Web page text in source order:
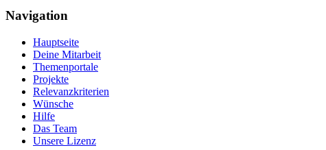
Navigation
Hauptseite
Deine Mitarbeit
Themenportale
Projekte
Relevanzkriterien
Wünsche
Hilfe
Das Team
Unsere Lizenz